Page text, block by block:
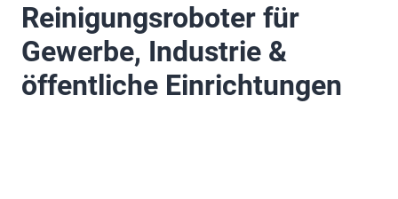
Reinigungsroboter für
Gewerbe, Industrie &
öffentliche Einrichtungen